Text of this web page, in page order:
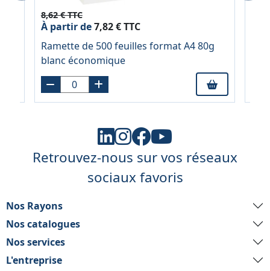
8,62 € TTC
À partir de7,82 € TTC
Ramette de 500 feuilles format A4 80g
blanc économique
Retrouvez-nous sur vos réseaux
sociaux favoris
Nos Rayons
Nos catalogues
Nos services
L'entreprise